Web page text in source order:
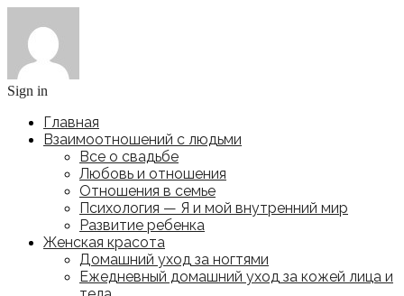
Sign in
Главная
Взаимоотношений с людьми
Все о свадьбе
Любовь и отношения
Отношения в семье
Психология — Я и мой внутренний мир
Развитие ребенка
Женская красота
Домашний уход за ногтями
Ежедневный домашний уход за кожей лица и